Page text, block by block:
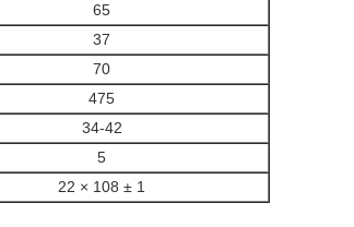
65
37
70
475
34-42
5
22 × 108 ± 1